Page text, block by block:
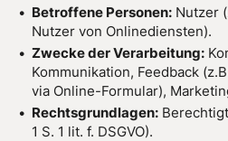
Betroffene Personen: Nutzer
Nutzer von Onlinediensten).
Zwecke der Verarbeitung:
Kommunikation, Feedback
via Online-Formular),
Rechtsgrundlagen:
1 S. 1 lit. f. DSGVO).